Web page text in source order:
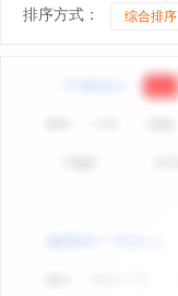
排序方式： 综合排序